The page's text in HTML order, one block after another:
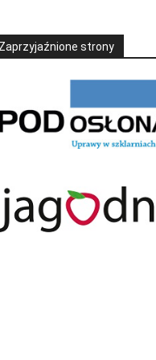
strony